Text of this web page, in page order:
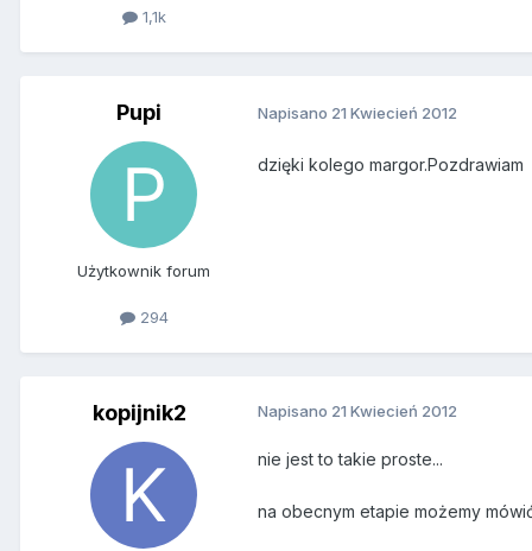
1,1k
Pupi
Użytkownik forum
294
Napisano 21 Kwiecień 2012
dzięki kolego margor.Pozdrawiam
kopijnik2 Napisano 21 Kwiecień 2012
nie jest to takie proste...
na obecnym etapie możemy